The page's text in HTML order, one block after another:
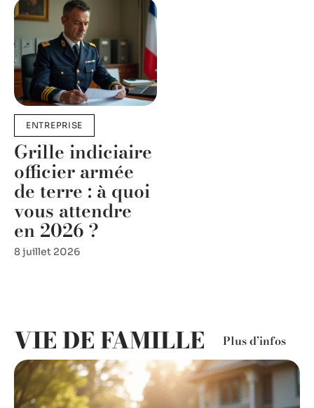
ENTREPRISE
Grille indiciaire
officier armée
de terre : à quoi
vous attendre
en 2026 ?
8 juillet 2026
VIE DE FAMILLE Plus d’infos